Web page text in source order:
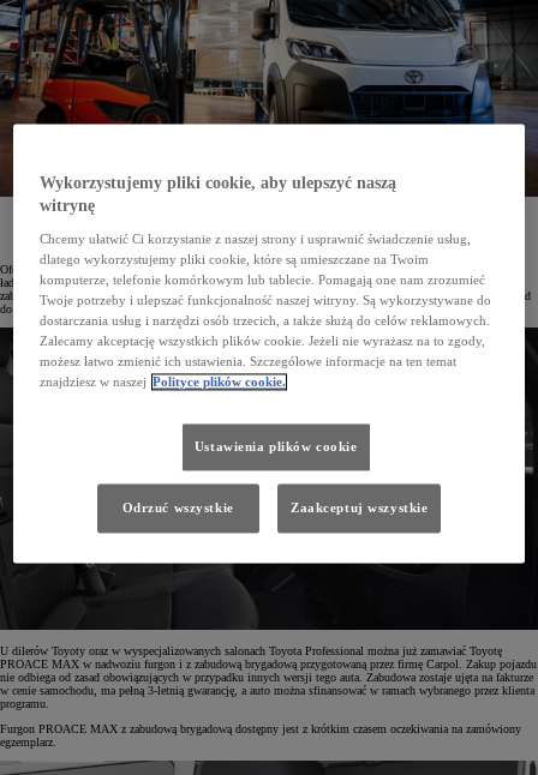
U dilerów Toyoty w Polsce, a także w specjalistycznych salonach Toyota Professional można już
producenta. Samochód wraz z zabudową objęty jest gwarancją na 3 lata lub do 1 000 000 km.
Oferta samochodów użytkowych Toyoty została rozszerzona o model PROACE MAX. Pojazd ten łączy dużą
ładowność i przestrzeń towarową z wydajnymi napędami. Do wyboru jest szeroka gama nadwozi, a także
zabudowy skonstruowane przez autoryzowanych partnerów Toyoty. Konwersje te pozwalają dostosować pojazd
do rodzaju prowadzonej działalności, zwiększają jego praktyczność oraz podnoszą wartość rezydualną.
U dilerów Toyoty oraz w wyspecjalizowanych salonach Toyota Professional można już zamawiać Toyotę
PROACE MAX w nadwoziu furgon i z zabudową brygadową przygotowaną przez firmę Carpol. Zakup pojazdu
nie odbiega od zasad obowiązujących w przypadku innych wersji tego auta. Zabudowa zostaje ujęta na fakturze
w cenie samochodu, ma pełną 3-letnią gwarancję, a auto można sfinansować w ramach wybranego przez klienta
programu.
Furgon PROACE MAX z zabudową brygadową dostępny jest z krótkim czasem oczekiwania na zamówiony
egzemplarz.
Wykorzystujemy pliki cookie, aby ulepszyć naszą
witrynę
Chcemy ułatwić Ci korzystanie z naszej strony i usprawnić świadczenie usług,
dlatego wykorzystujemy pliki cookie, które są umieszczane na Twoim
komputerze, telefonie komórkowym lub tablecie. Pomagają one nam zrozumieć
Twoje potrzeby i ulepszać funkcjonalność naszej witryny. Są wykorzystywane do
dostarczania usług i narzędzi osób trzecich, a także służą do celów reklamowych.
Zalecamy akceptację wszystkich plików cookie. Jeżeli nie wyrażasz na to zgody,
możesz łatwo zmienić ich ustawienia. Szczegółowe informacje na ten temat
znajdziesz w naszej Polityce plików cookie.
Ustawienia plików cookie
Odrzuć wszystkie Zaakceptuj wszystkie